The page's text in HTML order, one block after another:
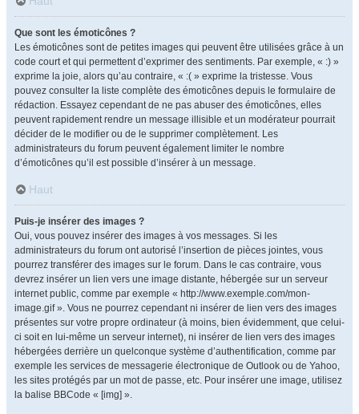
Que sont les émoticônes ?
Les émoticônes sont de petites images qui peuvent être utilisées grâce à un
code court et qui permettent d’exprimer des sentiments. Par exemple, « :) »
exprime la joie, alors qu’au contraire, « :( » exprime la tristesse. Vous
pouvez consulter la liste complète des émoticônes depuis le formulaire de
rédaction. Essayez cependant de ne pas abuser des émoticônes, elles
peuvent rapidement rendre un message illisible et un modérateur pourrait
décider de le modifier ou de le supprimer complètement. Les
administrateurs du forum peuvent également limiter le nombre
d’émoticônes qu’il est possible d’insérer à un message.
Haut
Puis-je insérer des images ?
Oui, vous pouvez insérer des images à vos messages. Si les
administrateurs du forum ont autorisé l’insertion de pièces jointes, vous
pourrez transférer des images sur le forum. Dans le cas contraire, vous
devrez insérer un lien vers une image distante, hébergée sur un serveur
internet public, comme par exemple « http://www.exemple.com/mon-
image.gif ». Vous ne pourrez cependant ni insérer de lien vers des images
présentes sur votre propre ordinateur (à moins, bien évidemment, que celui-
ci soit en lui-même un serveur internet), ni insérer de lien vers des images
hébergées derrière un quelconque système d’authentification, comme par
exemple les services de messagerie électronique de Outlook ou de Yahoo,
les sites protégés par un mot de passe, etc. Pour insérer une image, utilisez
la balise BBCode « [img] ».